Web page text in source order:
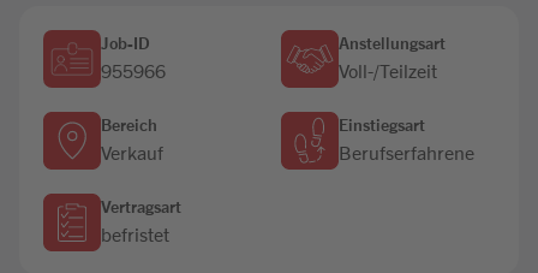
Job-ID
955966
Anstellungsart
Voll-/Teilzeit
Bereich
Verkauf
Einstiegsart
Berufserfahrene
Vertragsart
befristet